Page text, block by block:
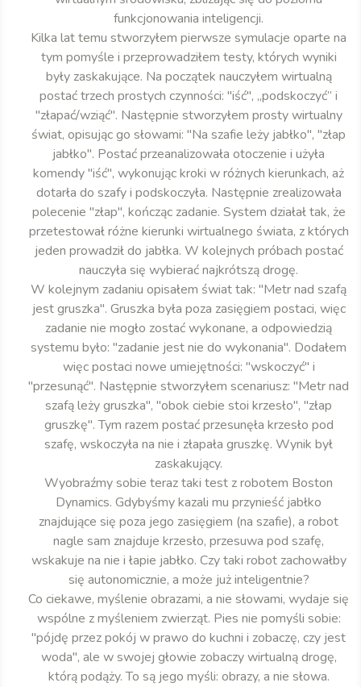
funkcjonowania inteligencji.
Kilka lat temu stworzyłem pierwsze symulacje oparte na
tym pomyśle i przeprowadziłem testy, których wyniki
były zaskakujące. Na początek nauczyłem wirtualną
postać trzech prostych czynności: "iść", „podskoczyć” i
"złapać/wziąć". Następnie stworzyłem prosty wirtualny
świat, opisując go słowami: "Na szafie leży jabłko", "złap
jabłko". Postać przeanalizowała otoczenie i użyła
komendy "iść", wykonując kroki w różnych kierunkach, aż
dotarła do szafy i podskoczyła. Następnie zrealizowała
polecenie "złap", kończąc zadanie. System działał tak, że
przetestował różne kierunki wirtualnego świata, z których
jeden prowadził do jabłka. W kolejnych próbach postać
nauczyła się wybierać najkrótszą drogę.
W kolejnym zadaniu opisałem świat tak: "Metr nad szafą
jest gruszka". Gruszka była poza zasięgiem postaci, więc
zadanie nie mogło zostać wykonane, a odpowiedzią
systemu było: "zadanie jest nie do wykonania". Dodałem
więc postaci nowe umiejętności: "wskoczyć" i
"przesunąć". Następnie stworzyłem scenariusz: "Metr nad
szafą leży gruszka", "obok ciebie stoi krzesło", "złap
gruszkę". Tym razem postać przesunęła krzesło pod
szafę, wskoczyła na nie i złapała gruszkę. Wynik był
zaskakujący.
Wyobraźmy sobie teraz taki test z robotem Boston
Dynamics. Gdybyśmy kazali mu przynieść jabłko
znajdujące się poza jego zasięgiem (na szafie), a robot
nagle sam znajduje krzesło, przesuwa pod szafę,
wskakuje na nie i łapie jabłko. Czy taki robot zachowałby
się autonomicznie, a może już inteligentnie?
Co ciekawe, myślenie obrazami, a nie słowami, wydaje się
wspólne z myśleniem zwierząt. Pies nie pomyśli sobie:
"pójdę przez pokój w prawo do kuchni i zobaczę, czy jest
woda", ale w swojej głowie zobaczy wirtualną drogę,
którą podąży. To są jego myśli: obrazy, a nie słowa.